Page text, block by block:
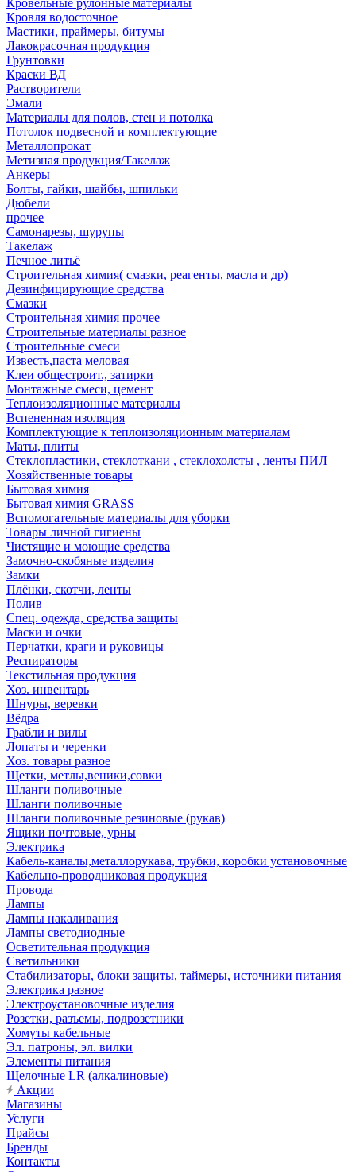
Кровельные рулонные материалы
Кровля водосточное
Мастики, праймеры, битумы
Лакокрасочная продукция
Грунтовки
Краски ВД
Растворители
Эмали
Материалы для полов, стен и потолка
Потолок подвесной и комплектующие
Металлопрокат
Метизная продукция/Такелаж
Анкеры
Болты, гайки, шайбы, шпильки
Дюбели
прочее
Самонарезы, шурупы
Такелаж
Печное литьё
Строительная химия( смазки, реагенты, масла и др)
Дезинфицирующие средства
Смазки
Строительная химия прочее
Строительные материалы разное
Строительные смеси
Известь,паста меловая
Клеи общестроит., затирки
Монтажные смеси, цемент
Теплоизоляционные материалы
Вспененная изоляция
Комплектующие к теплоизоляционным материалам
Маты, плиты
Стеклопластики, стеклоткани , стеклохолсты , ленты ПИЛ
Хозяйственные товары
Бытовая химия
Бытовая химия GRASS
Вспомогательные материалы для уборки
Товары личной гигиены
Чистящие и моющие средства
Замочно-скобяные изделия
Замки
Плёнки, скотчи, ленты
Полив
Спец. одежда, средства защиты
Маски и очки
Перчатки, краги и руковицы
Респираторы
Текстильная продукция
Хоз. инвентарь
Шнуры, веревки
Вёдра
Грабли и вилы
Лопаты и черенки
Хоз. товары разное
Щетки, метлы,веники,совки
Шланги поливочные
Шланги поливочные
Шланги поливочные резиновые (рукав)
Ящики почтовые, урны
Электрика
Кабель-каналы,металлорукава, трубки, коробки установочные
Кабельно-проводниковая продукция
Провода
Лампы
Лампы накаливания
Лампы светодиодные
Осветительная продукция
Светильники
Стабилизаторы, блоки защиты, таймеры, источники питания
Электрика разное
Электроустановочные изделия
Розетки, разъемы, подрозетники
Хомуты кабельные
Эл. патроны, эл. вилки
Элементы питания
Щелочные LR (алкалиновые)
Акции
Магазины
Услуги
Прайсы
Бренды
Контакты